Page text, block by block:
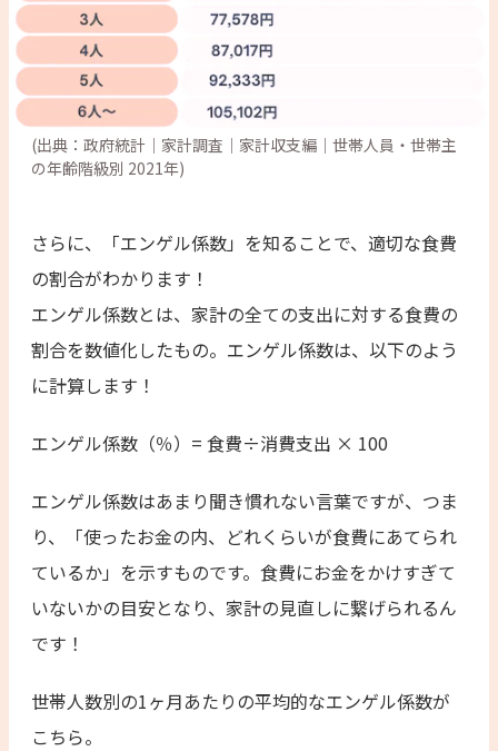
(出典：政府統計｜家計調査｜家計収支編｜世帯人員・世帯主
の年齢階級別 2021年)
さらに、「エンゲル係数」を知ることで、適切な食費
の割合がわかります！
エンゲル係数とは、家計の全ての支出に対する食費の
割合を数値化したもの。エンゲル係数は、以下のよう
に計算します！
エンゲル係数（％）= 食費÷消費支出 × 100
エンゲル係数はあまり聞き慣れない言葉ですが、つま
り、「使ったお金の内、どれくらいが食費にあてられ
ているか」を示すものです。食費にお金をかけすぎて
いないかの目安となり、家計の見直しに繋げられるん
です！
世帯人数別の1ヶ月あたりの平均的なエンゲル係数が
こちら。